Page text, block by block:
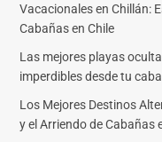
Vacacionales en Chillán:
Cabañas en Chile
Las mejores playas
imperdibles desde tu
Los Mejores Destinos
y el Arriendo de Cabañas